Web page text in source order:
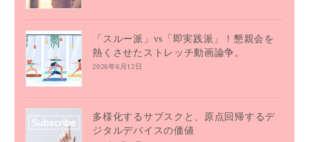
「スルー派」vs「即実践派」！懇親会を
熱くさせたストレッチ動画論争。
2026年6月12日
多様化するサブスクと、原点回帰するデ
ジタルデバイスの価値